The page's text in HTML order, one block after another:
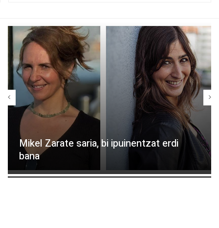
Mikel Zarate saria, bi ipuinentzat erdi
bana